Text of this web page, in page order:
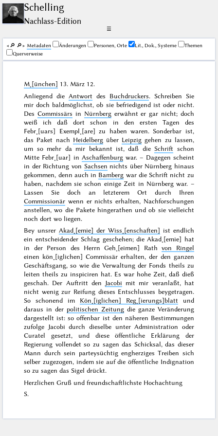
Schelling
Nachlass-Edition
☰
🔎︎ 🔎︎ Me­ta­da­ten Änderungen Personen, Orte Lit., Dok., Systeme
Themen
Querverweise
M˖[ünchen] 13. März 12.
Anliegend dieAntwort des Buchdruckers. Schreiben Sie
mir doch baldmöglichst, ob sie befriedigend ist oder nicht.
DesCommissärs in Nürnbergerwähnt er gar nicht; doch
weiß ich daß dort schon in den ersten Tagen des
Febr˖[uars] Exempl˖[are] zu haben waren. Sonderbar ist,
das Paket nach Heidelbergüber Leipzig gehen zu lassen,
um so mehr da mir bekannt ist, daß dieSchrift schon
Mitte Febr˖[uar] in Aschaffenburgwar. – Dagegen scheint
in der Richtung von Sachsen nichts über Nürnberg hinaus
gekommen, denn auch in Bamberg war die Schrift nicht zu
haben, nachdem sie schon einige Zeit in Nürnberg war. –
Lassen Sie doch an letzterem Ort durch Ihren
Commissionär wenn er nichts erhalten, Nachforschungen
anstellen, wo die Pakete hingerathen und ob sie vielleicht
noch dort wo liegen.
Bey unsrerAkad˖[emie] der Wiss˖[enschaften] ist endlich
ein entscheidender Schlag geschehen; die Akad˖[emie] hat
in der Person des Herrn Geh˖[eimen] Rathvon Ringel
einen kön˖[iglichen] Commissär erhalten, der den ganzen
Geschäftsgang, so wie die Verwaltung der Fonds theils zu
leiten theils zu inspiciren hat. Es war hohe Zeit, daß dieß
geschah. Der Auftritt den Jacobi mit mir veranlaßt, hat
nicht wenig zur Reifung dieses Entschlusses beygetragen.
So schonend im Kön˖[iglichen] Reg˖[ierungs]blatt und
daraus in der politischen Zeitungdie ganze Veränderung
dargestellt ist: so offenbar ist den näheren Bestimmungen
zufolge Jacobi durch dieselbe unter Administration oder
Curatel gesetzt, und diese öffentliche Erklärung der
Regierung vollendet so zu sagen das Schicksal, das dieser
Mann durch sein parteysüchtig engherziges Treiben sich
selber zugezogen, indem sie auf die öffentliche Indignation
so zu sagen das Sigel drückt.
Herzlichen Gruß und freundschaftlichste Hochachtung
S.